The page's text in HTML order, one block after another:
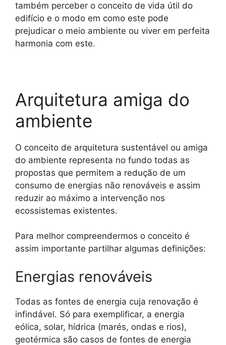
também perceber o conceito de vida útil do
edifício e o modo em como este pode
prejudicar o meio ambiente ou viver em perfeita
harmonia com este.
Arquitetura amiga do
ambiente
O conceito de arquitetura sustentável ou amiga
do ambiente representa no fundo todas as
propostas que permitem a redução de um
consumo de energias não renováveis e assim
reduzir ao máximo a intervenção nos
ecossistemas existentes.
Para melhor compreendermos o conceito é
assim importante partilhar algumas definições:
Energias renováveis
Todas as fontes de energia cuja renovação é
infindável. Só para exemplificar, a energia
eólica, solar, hídrica (marés, ondas e rios),
geotérmica são casos de fontes de energia